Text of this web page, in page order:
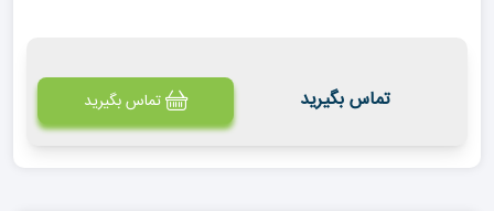
تماس بگیرید تماس بگیرید